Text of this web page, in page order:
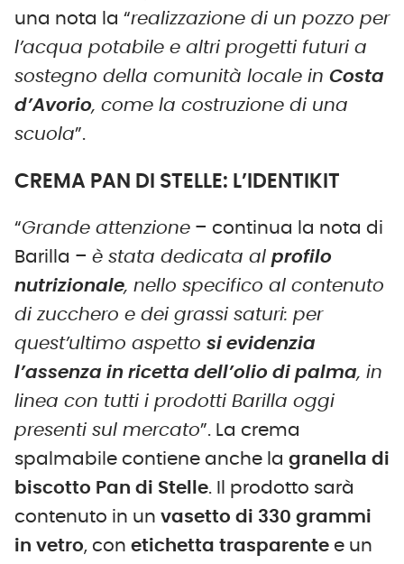
una nota la “realizzazione di un pozzo per
l’acqua potabile e altri progetti futuri a
sostegno della comunità locale in Costa
d’Avorio, come la costruzione di una
scuola”.
CREMA PAN DI STELLE: L’IDENTIKIT
“Grande attenzione – continua la nota di
Barilla – è stata dedicata al profilo
nutrizionale, nello specifico al contenuto
di zucchero e dei grassi saturi: per
quest’ultimo aspetto si evidenzia
l’assenza in ricetta dell’olio di palma, in
linea con tutti i prodotti Barilla oggi
presenti sul mercato”. La crema
spalmabile contiene anche la granella di
biscotto Pan di Stelle. Il prodotto sarà
contenuto in un vasetto di 330 grammi
in vetro, con etichetta trasparente e un